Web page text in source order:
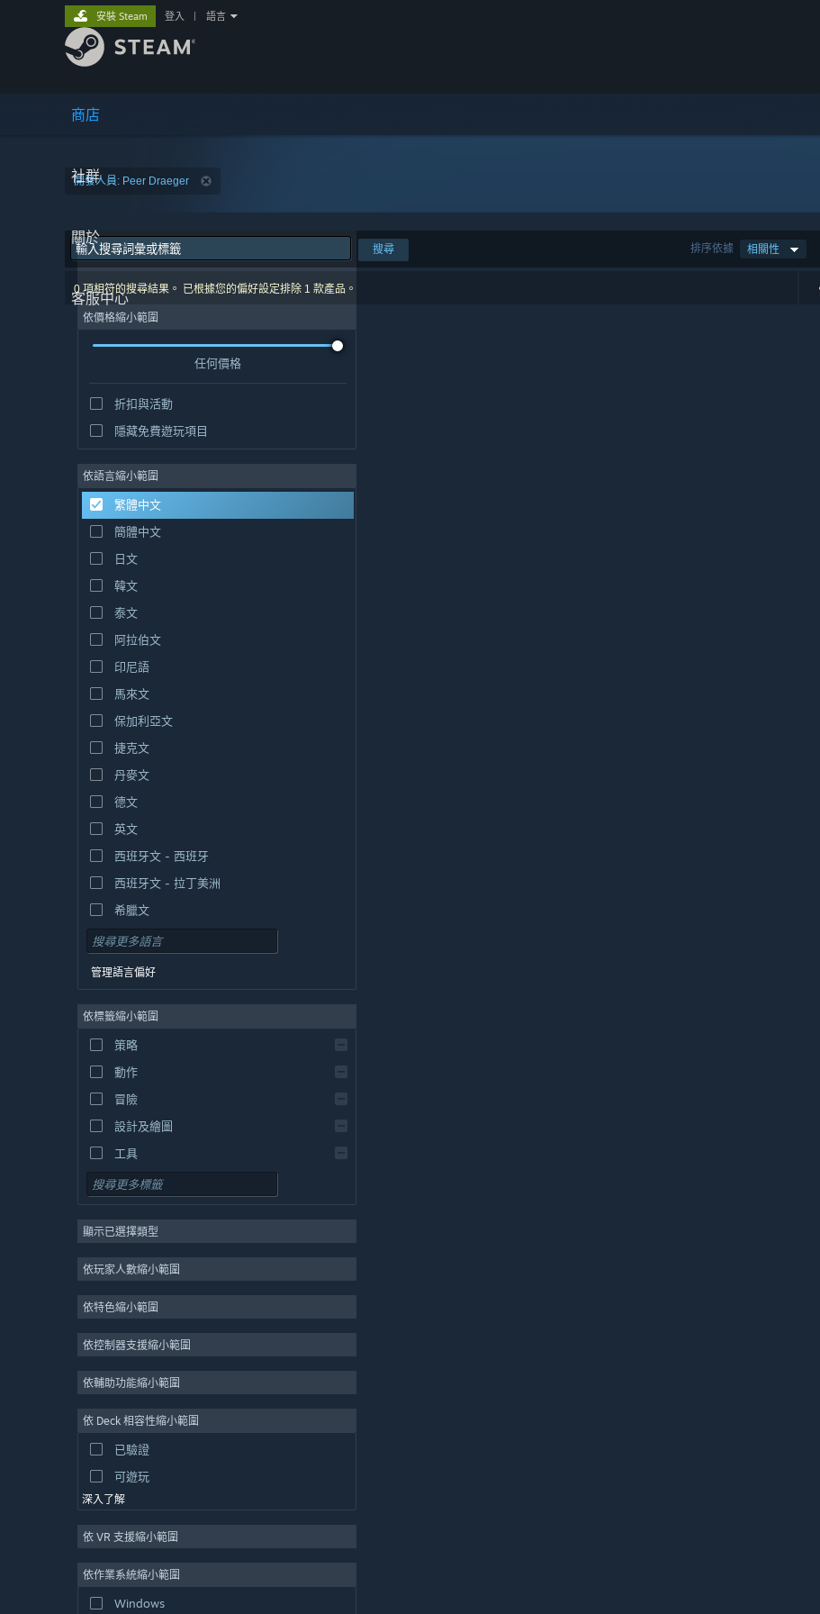
商店
社群
關於
客服中心
安裝 Steam 登入 語言
開發人員: Peer Draeger
排序依據 相關性
搜尋
0 項相符的搜尋結果。 已根據您的偏好設定排除 1 款產品。
依價格縮小範圍
任何價格
折扣與活動
隱藏免費遊玩項目
依語言縮小範圍
繁體中文
簡體中文
日文
韓文
泰文
阿拉伯文
印尼語
馬來文
保加利亞文
捷克文
丹麥文
德文
英文
西班牙文 - 西班牙
西班牙文 - 拉丁美洲
希臘文
管理語言偏好
依標籤縮小範圍
策略
動作
冒險
設計及繪圖
工具
免費遊玩
大型多人
獨立
休閒
模擬
影像製作
圖片編輯
顯示已選擇類型
依玩家人數縮小範圍
依特色縮小範圍
依控制器支援縮小範圍
依輔助功能縮小範圍
依 Deck 相容性縮小範圍
已驗證
可遊玩
深入了解
依 VR 支援縮小範圍
依作業系統縮小範圍
Windows